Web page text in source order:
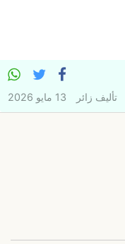
تأليف زائر 13 مايو 2026